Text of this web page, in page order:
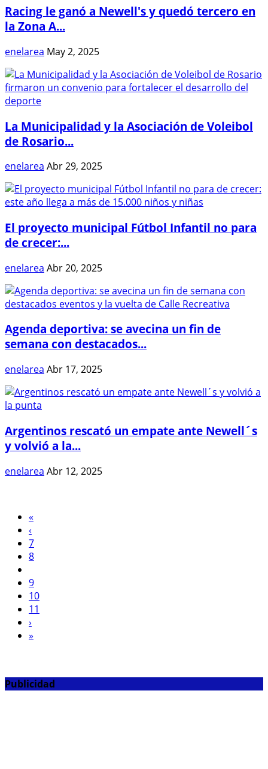
Racing le ganó a Newell's y quedó tercero en
la Zona A...
enelarea May 2, 2025
La Municipalidad y la Asociación de Voleibol
de Rosario...
enelarea Abr 29, 2025
El proyecto municipal Fútbol Infantil no para
de crecer:...
enelarea Abr 20, 2025
Agenda deportiva: se avecina un fin de
semana con destacados...
enelarea Abr 17, 2025
Argentinos rescató un empate ante Newell´s
y volvió a la...
enelarea Abr 12, 2025
«
‹
7
8
9
10
11
›
»
Publicidad